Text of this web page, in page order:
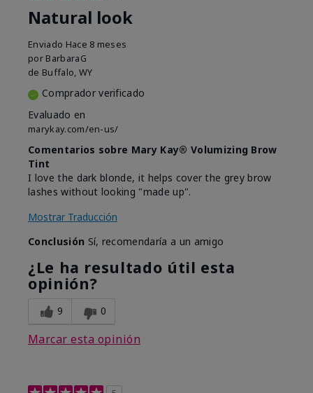
Natural look
Enviado Hace 8 meses
por BarbaraG
de Buffalo, WY
Comprador verificado
Evaluado en
marykay.com/en-us/
Comentarios sobre Mary Kay® Volumizing Brow
Tint
I love the dark blonde, it helps cover the grey brow
lashes without looking "made up".
Mostrar Traducción
Conclusión Sí, recomendaría a un amigo
¿Le ha resultado útil esta
opinión?
9 0
Marcar esta opinión